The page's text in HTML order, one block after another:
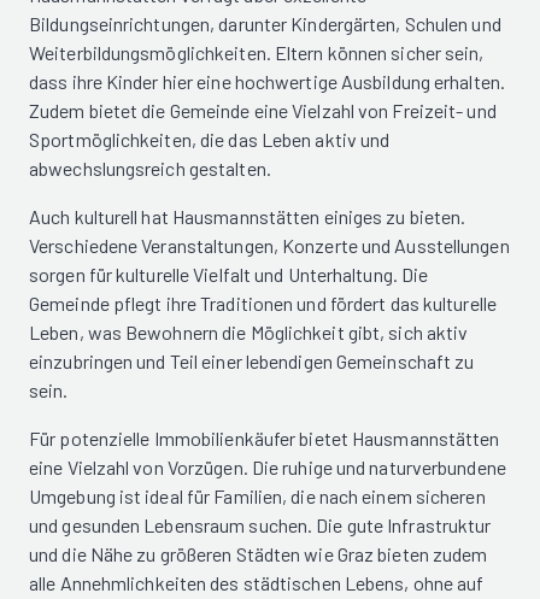
Bildungseinrichtungen, darunter Kindergärten, Schulen und
Weiterbildungsmöglichkeiten. Eltern können sicher sein,
dass ihre Kinder hier eine hochwertige Ausbildung erhalten.
Zudem bietet die Gemeinde eine Vielzahl von Freizeit- und
Sportmöglichkeiten, die das Leben aktiv und
abwechslungsreich gestalten.
Auch kulturell hat Hausmannstätten einiges zu bieten.
Verschiedene Veranstaltungen, Konzerte und Ausstellungen
sorgen für kulturelle Vielfalt und Unterhaltung. Die
Gemeinde pflegt ihre Traditionen und fördert das kulturelle
Leben, was Bewohnern die Möglichkeit gibt, sich aktiv
einzubringen und Teil einer lebendigen Gemeinschaft zu
sein.
Für potenzielle Immobilienkäufer bietet Hausmannstätten
eine Vielzahl von Vorzügen. Die ruhige und naturverbundene
Umgebung ist ideal für Familien, die nach einem sicheren
und gesunden Lebensraum suchen. Die gute Infrastruktur
und die Nähe zu größeren Städten wie Graz bieten zudem
alle Annehmlichkeiten des städtischen Lebens, ohne auf